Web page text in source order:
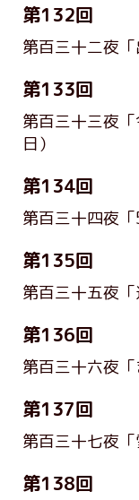
第132回
第百三十二夜「
第133回
第百三十三夜「
日）
第134回
第百三十四夜「
第135回
第百三十五夜「
第136回
第百三十六夜「
第137回
第百三十七夜「
第138回